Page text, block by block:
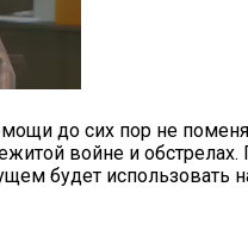
до сих пор не
войне и обстрелах.
будет использовать